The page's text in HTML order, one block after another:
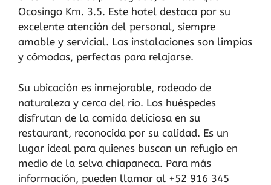
Ocosingo Km. 3.5. Este hotel destaca por su
excelente atención del personal, siempre
amable y servicial. Las instalaciones son limpias
y cómodas, perfectas para relajarse.
Su ubicación es inmejorable, rodeado de
naturaleza y cerca del río. Los huéspedes
disfrutan de la comida deliciosa en su
restaurant, reconocida por su calidad. Es un
lugar ideal para quienes buscan un refugio en
medio de la selva chiapaneca. Para más
información, pueden llamar al +52 916 345